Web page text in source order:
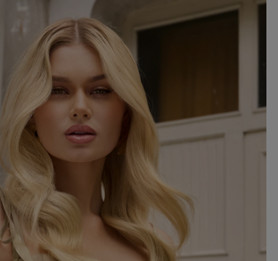
FIGURBETONTE KLEIDER
ELEGANTE KLEIDER
AUSGESTELLTE KLEIDER
FORMELLE KLEIDER
ASYMMETRISCHE
STRICKKLEIDER
MIT RÜSCHEN
VELOURS
MIT SCHÖSSCHEN
SPANISCHE KLEIDER
PASTELLKLEIDER
BROKATKLEIDER
ENTDECKEN SIE DIE NEUHEITEN